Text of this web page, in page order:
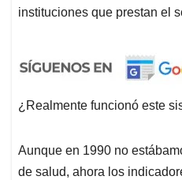
instituciones que prestan el
¿Realmente funcionó este
Aunque en 1990 no
de salud, ahora los